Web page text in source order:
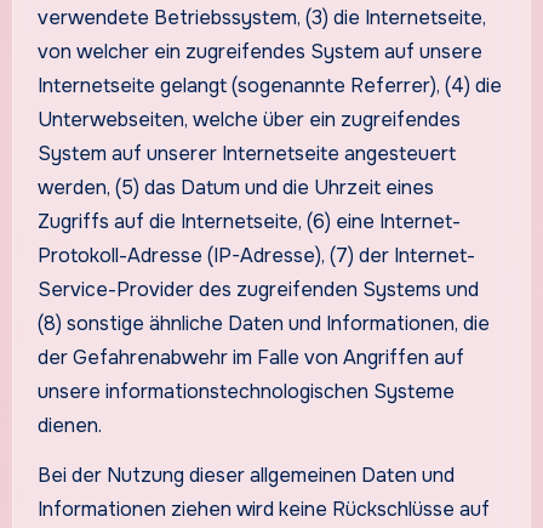
verwendete Betriebssystem, (3) die Internetseite,
von welcher ein zugreifendes System auf unsere
Internetseite gelangt (sogenannte Referrer), (4) die
Unterwebseiten, welche über ein zugreifendes
System auf unserer Internetseite angesteuert
werden, (5) das Datum und die Uhrzeit eines
Zugriffs auf die Internetseite, (6) eine Internet-
Protokoll-Adresse (IP-Adresse), (7) der Internet-
Service-Provider des zugreifenden Systems und
(8) sonstige ähnliche Daten und Informationen, die
der Gefahrenabwehr im Falle von Angriffen auf
unsere informationstechnologischen Systeme
dienen.
Bei der Nutzung dieser allgemeinen Daten und
Informationen ziehen wird keine Rückschlüsse auf